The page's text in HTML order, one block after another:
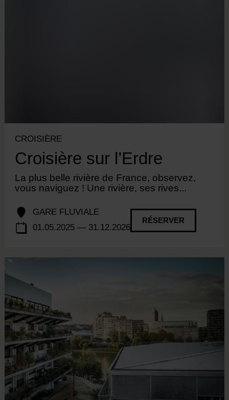
CROISIÈRE
Croisière sur l’Erdre
La plus belle rivière de France, observez,
vous naviguez ! Une rivière, ses rives...
GARE FLUVIALE
01.05.2025 — 31.12.2026
RÉSERVER